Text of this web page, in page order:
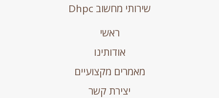
שירותי מחשוב Dhpc
ראשי
אודותינו
מאמרים מקצועיים
יצירת קשר